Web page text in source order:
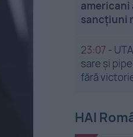
americani
sancțiuni
23:07 -
sare și
fără
HAI